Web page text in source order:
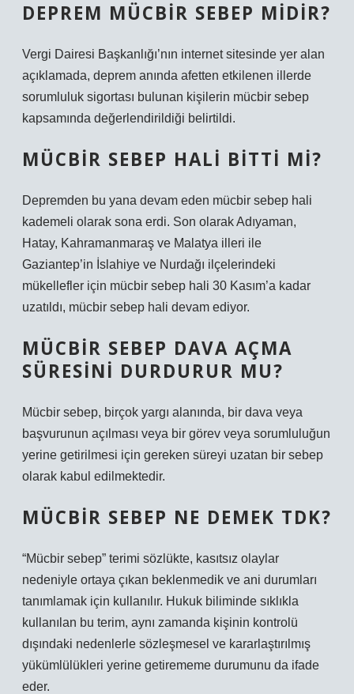
DEPREM MÜCBIR SEBEP MIDIR?
Vergi Dairesi Başkanlığı’nın internet sitesinde yer alan
açıklamada, deprem anında afetten etkilenen illerde
sorumluluk sigortası bulunan kişilerin mücbir sebep
kapsamında değerlendirildiği belirtildi.
MÜCBIR SEBEP HALI BITTI MI?
Depremden bu yana devam eden mücbir sebep hali
kademeli olarak sona erdi. Son olarak Adıyaman,
Hatay, Kahramanmaraş ve Malatya illeri ile
Gaziantep’in İslahiye ve Nurdağı ilçelerindeki
mükellefler için mücbir sebep hali 30 Kasım’a kadar
uzatıldı, mücbir sebep hali devam ediyor.
MÜCBIR SEBEP DAVA AÇMA
SÜRESINI DURDURUR MU?
Mücbir sebep, birçok yargı alanında, bir dava veya
başvurunun açılması veya bir görev veya sorumluluğun
yerine getirilmesi için gereken süreyi uzatan bir sebep
olarak kabul edilmektedir.
MÜCBIR SEBEP NE DEMEK TDK?
“Mücbir sebep” terimi sözlükte, kasıtsız olaylar
nedeniyle ortaya çıkan beklenmedik ve ani durumları
tanımlamak için kullanılır. Hukuk biliminde sıklıkla
kullanılan bu terim, aynı zamanda kişinin kontrolü
dışındaki nedenlerle sözleşmesel ve kararlaştırılmış
yükümlülükleri yerine getirememe durumunu da ifade
eder.